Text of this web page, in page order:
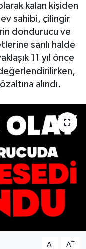
kalan kişiden
sahibi, çilingir
dondurucu ve
sarılı halde
11 yıl önce
alındı.
A- A+